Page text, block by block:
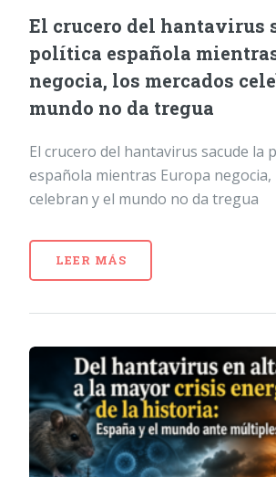
El crucero del hantavirus
política española
negocia, los mercados
mundo no da tregua
El crucero del hantavirus sacude la
española mientras Europa negocia,
celebran y el mundo no da tregua
LEER MÁS